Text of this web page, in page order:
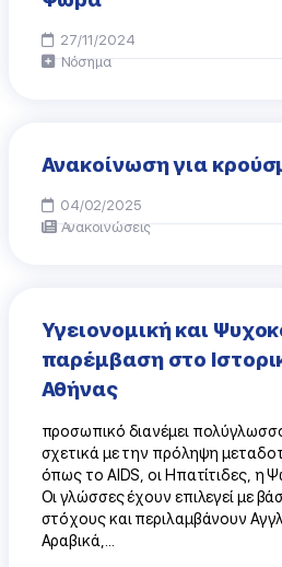
27/11/2024
Νόσημα
Ανακοίνωση για
04/02/2025
Ανακοινώσεις
Υγειονομική και
παρέμβαση στο
Αθήνας
προσωπικό διανέμει
σχετικά με την πρόληψη
όπως το AIDS, οι Ηπατίτιδες, η
Οι γλώσσες έχουν επιλεγεί με
στόχους και περιλαμβάνουν
Αραβικά,...